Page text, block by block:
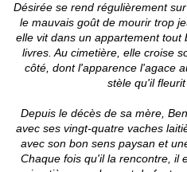
Désirée se rend régulièrement
le mauvais goût de mourir trop
elle vit dans un appartement
livres. Au cimetière, elle croise
côté, dont l'apparence l'agace
stèle qu'il
Depuis le décès de sa mère,
avec ses vingt-quatre vaches
avec son bon sens paysan et
Chaque fois qu'il la rencontre, il